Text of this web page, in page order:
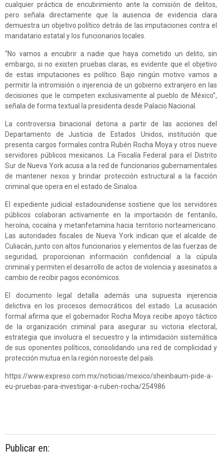
cualquier práctica de encubrimiento ante la comisión de delitos,
pero señala directamente que la ausencia de evidencia clara
demuestra un objetivo político detrás de las imputaciones contra el
mandatario estatal y los funcionarios locales.
“No vamos a encubrir a nadie que haya cometido un delito, sin
embargo, si no existen pruebas claras, es evidente que el objetivo
de estas imputaciones es político. Bajo ningún motivo vamos a
permitir la intromisión o injerencia de un gobierno extranjero en las
decisiones que le competen exclusivamente al pueblo de México”,
señala de forma textual la presidenta desde Palacio Nacional.
La controversia binacional detona a partir de las acciones del
Departamento de Justicia de Estados Unidos, institución que
presenta cargos formales contra Rubén Rocha Moya y otros nueve
servidores públicos mexicanos. La Fiscalía Federal para el Distrito
Sur de Nueva York acusa a la red de funcionarios gubernamentales
de mantener nexos y brindar protección estructural a la facción
criminal que opera en el estado de Sinaloa.
El expediente judicial estadounidense sostiene que los servidores
públicos colaboran activamente en la importación de fentanilo,
heroína, cocaína y metanfetamina hacia territorio norteamericano.
Las autoridades fiscales de Nueva York indican que el alcalde de
Culiacán, junto con altos funcionarios y elementos de las fuerzas de
seguridad, proporcionan información confidencial a la cúpula
criminal y permiten el desarrollo de actos de violencia y asesinatos a
cambio de recibir pagos económicos.
El documento legal detalla además una supuesta injerencia
delictiva en los procesos democráticos del estado. La acusación
formal afirma que el gobernador Rocha Moya recibe apoyo táctico
de la organización criminal para asegurar su victoria electoral,
estrategia que involucra el secuestro y la intimidación sistemática
de sus oponentes políticos, consolidando una red de complicidad y
protección mutua en la región noroeste del país.
https://www.expreso.com.mx/noticias/mexico/sheinbaum-pide-a-
eu-pruebas-para-investigar-a-ruben-rocha/254986
Publicar en: